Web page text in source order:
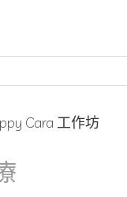
Cara 工作坊